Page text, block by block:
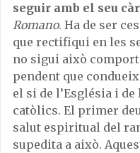
seguir amb el seu
Romano. Ha de ser
que rectifiqui en les
no sigui això
pendent que
el si de l’Església i
catòlics. El primer
salut espiritual del
supedita a això.